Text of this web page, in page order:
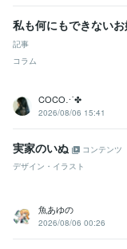
得意分野
音楽制作・ナレーショ
ライティング・翻訳
和訳（中国語）
翻訳 語学
イタリア語
ドイツ語
日本大学 2021年3月 ~
中国語 日常会話レベル
私も何にもできない
記事
コラム
COCO⋰✤
2026/08/06 15:41
実家のいぬ
コンテンツ
デザイン・イラスト
魚あゆの
2026/08/06 00:26